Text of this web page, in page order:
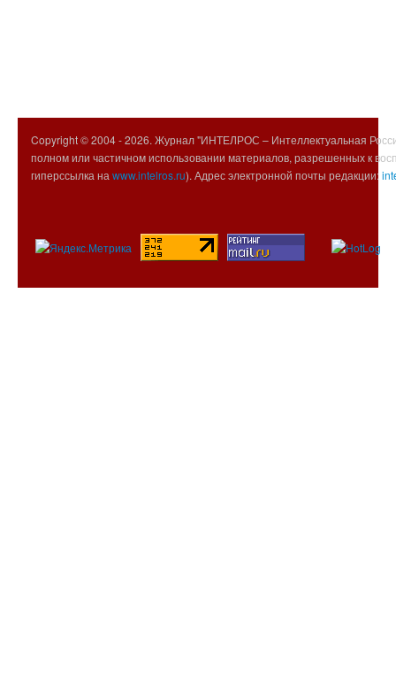
Copyright © 2004 -2026. Журнал "ИНТЕЛРОС – Интеллектуальная
полном или частичном использовании материалов, разрешенных к
гиперссылка на www.intelros.ru). Адрес электронной почты редакции: